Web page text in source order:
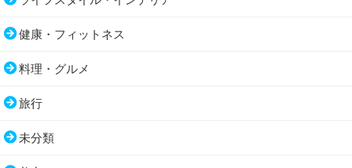
健康・フィットネス
料理・グルメ
旅行
未分類